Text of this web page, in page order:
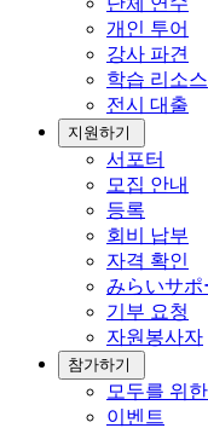
개인 투어
강사 파견
학습 리소스
전시 대출
지원하기
서포터
모집 안내
등록
회비 납부
자격 확인
みらいサポ
기부 요청
자원봉사자
참가하기
모두를 위
이벤트